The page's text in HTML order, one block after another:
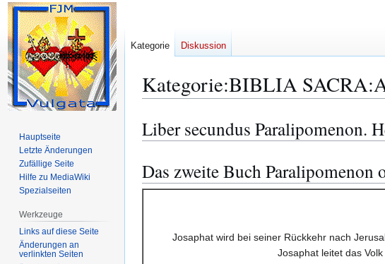
Kategorie:BIBLIA
Zur
Navigation
Zur
Suche
Liber secundus Paralipomenon.
Das zweite Buch Paralipomenon
Josaphat wird bei seiner Rückkehr nach
Josaphat leitet das
Kategorie Diskussion
Hauptseite
Letzte Änderungen
Zufällige Seite
Hilfe zu MediaWiki
Spezialseiten
Werkzeuge
Links auf diese Seite
Änderungen an
verlinkten Seiten